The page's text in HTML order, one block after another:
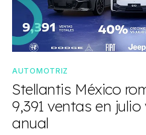
AUTOMOTRIZ
Stellantis México
9,391 ventas en julio
anual